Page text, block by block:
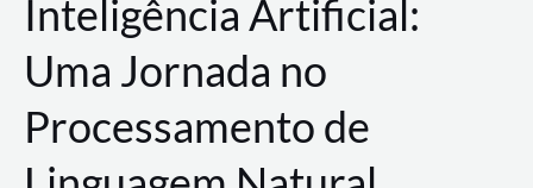
Inteligência Artificial:
Uma Jornada no
Processamento de